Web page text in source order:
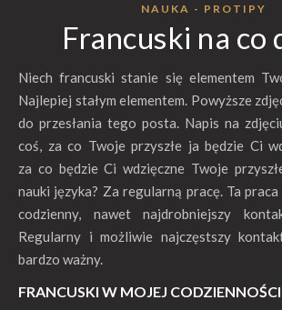
NAUKA - PROTIPY
Francuski na co
Niech francuski stanie się elementem Twojej codzienności.
Najlepiej stałym elementem. Powyższe
do przesłania tego posta. Napis na
coś, za co Twoje przyszłe ja będzie Ci
za co będzie Ci wdzięczne Twoje
nauki języka? Za regularną pracę. Ta
codzienny, nawet najdrobniejszy
Regularny i możliwie najczęstszy
bardzo ważny.
FRANCUSKI W MOJEJ CODZIENNOŚCI